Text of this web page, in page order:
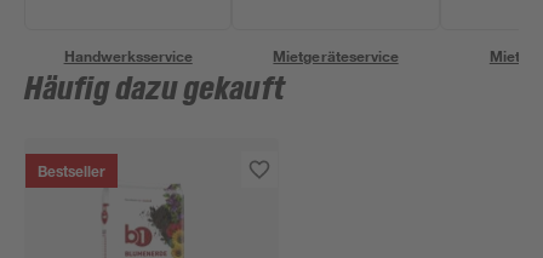
Handwerksservice Mietgeräteservice
Häufig dazu gekauft
Bestseller